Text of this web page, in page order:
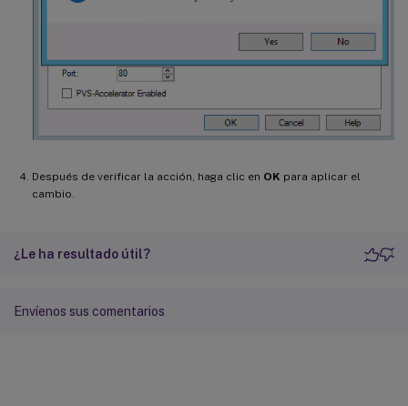
Después de verificar la acción, haga clic en OK para aplicar el
cambio.
¿Le ha resultado útil?
Envíenos sus comentarios